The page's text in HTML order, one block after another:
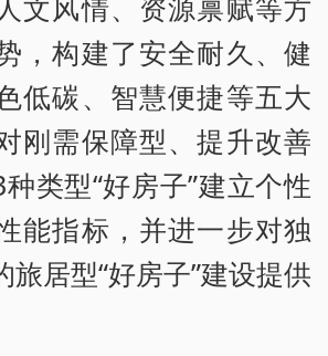
文风情、资源禀赋等方
，构建了安全耐久、健
低碳、智慧便捷等五大
刚需保障型、提升改善
类型“好房子”建立个性
能指标，并进一步对独
旅居型“好房子”建设提供